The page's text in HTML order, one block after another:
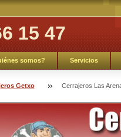
15 47
somos? Servicios
Getxo Cerrajeros Las